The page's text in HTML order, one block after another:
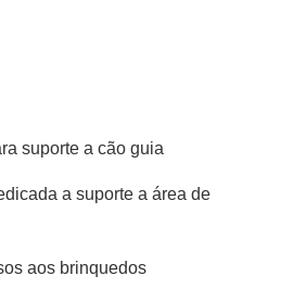
suporte a cão guia
a suporte a área de
aos brinquedos